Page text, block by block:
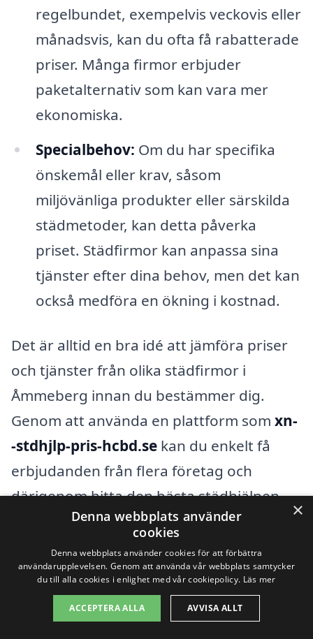
regelbundet, exempelvis veckovis eller
månadsvis, kan du ofta få rabatterade
priser. Många firmor erbjuder
paketalternativ som kan vara mer
ekonomiska.
Specialbehov: Om du har specifika
önskemål eller krav, såsom
miljövänliga produkter eller särskilda
städmetoder, kan detta påverka
priset. Städfirmor kan anpassa sina
tjänster efter dina behov, men det kan
också medföra en ökning i kostnad.
Det är alltid en bra idé att jämföra priser
och tjänster från olika städfirmor i
Åmmeberg innan du bestämmer dig.
Genom att använda en plattform som xn-
-stdhjlp-pris-hcbd.se kan du enkelt få
erbjudanden från flera företag och
därigenom hitta den bästa städhjälpen
som passar både dina behov och din
budget. Att begära offerter är en enkel
process som kan spara dig tid och pengar
i längden.
×
Denna webbplats använder
cookies
Denna webbplats använder cookies för att förbättra
användarupplevelsen. Genom att använda vår webbplats samtycker
du till alla cookies i enlighet med vår cookiepolicy. Läs mer
ACCEPTERA ALLA AVVISA ALLT